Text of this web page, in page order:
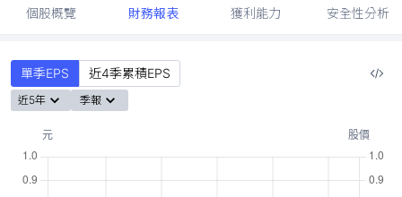
個股概覽 財務報表 獲利能力 安全性分析
單季EPS 近4季累積EPS
近5年 季報